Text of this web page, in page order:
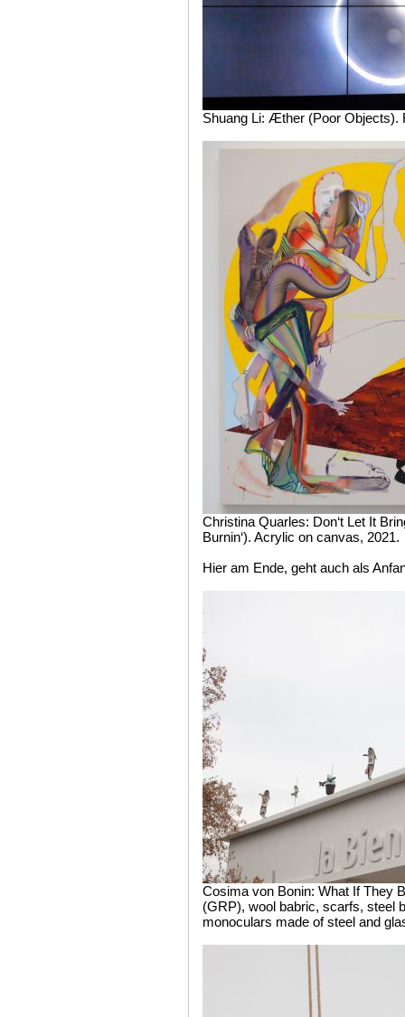
Shuang Li: Æther (Poor Objects).
Christina Quarles: Don‘t Let It
Burnin‘). Acrylic on canvas, 2021.
Hier am Ende, geht auch als
Cosima von Bonin: What If They
(GRP), wool babric, scarfs, steel
monoculars made of steel and